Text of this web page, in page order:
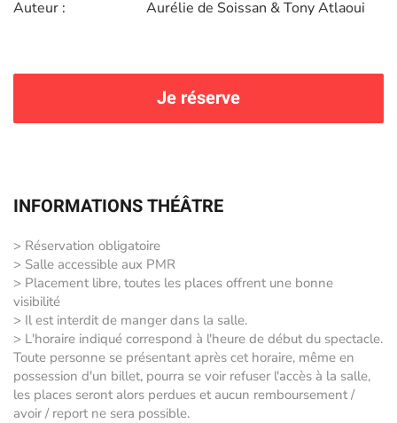
Auteur : Aurélie de Soissan & Tony Atlaoui
Je réserve
INFORMATIONS THÉÂTRE
> Réservation obligatoire
> Salle accessible aux PMR
> Placement libre, toutes les places offrent une bonne
visibilité
> Il est interdit de manger dans la salle.
> L'horaire indiqué correspond à l'heure de début du spectacle.
Toute personne se présentant après cet horaire, même en
possession d'un billet, pourra se voir refuser l'accès à la salle,
les places seront alors perdues et aucun remboursement /
avoir / report ne sera possible.